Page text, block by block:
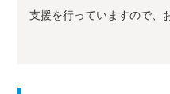
支援を行っていますので、